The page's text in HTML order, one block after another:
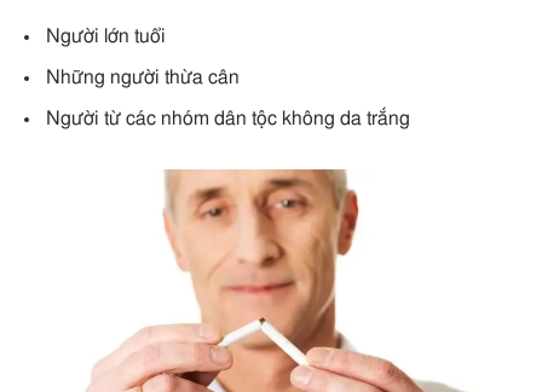
Người lớn tuổi
Những người thừa cân
Người từ các nhóm dân tộc không da trắng